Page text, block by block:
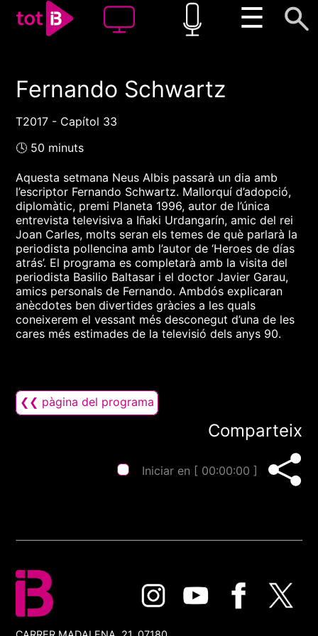
☰
00:00 00:00
1x
Fernando Schwartz
T2017 - Capítol 33
🕓 50 minuts
Aquesta setmana Neus Albis passarà un dia amb
l’escriptor Fernando Schwartz. Mallorquí d’adopció,
diplomàtic, premi Planeta 1996, autor de l’única
entrevista televisiva a Iñaki Urdangarín, amic del rei
Joan Carles, molts seran els temes de què parlarà la
periodista pollencina amb l’autor de ‘Heroes de días
atrás’. El programa es completarà amb la visita del
periodista Basilio Baltasar i el doctor Javier Garau,
amics personals de Fernando. Ambdós explicaran
anècdotes ben divertides gràcies a les quals
coneixerem el vessant més desconegut d’una de les
cares més estimades de la televisió dels anys 90.
❮❮ pàgina del programa
Comparteix
Iniciar en [ 00:00:00 ]